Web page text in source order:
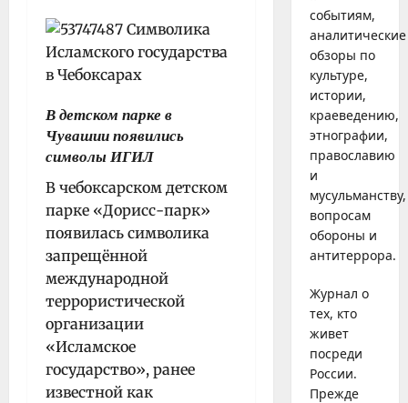
В детском парке в
Чувашии появились
символы ИГИЛ
В чебоксарском детском
парке «Дорисс-парк»
появилась символика
запрещённой
международной
террористической
организации
«Исламское
государство», ранее
известной как
событиям,
аналитические
обзоры по
культуре,
истории,
краеведению,
этнографии,
православию
и
мусульманству,
вопросам
обороны и
антитеррора.
Журнал о
тех, кто
живет
посреди
России.
Прежде